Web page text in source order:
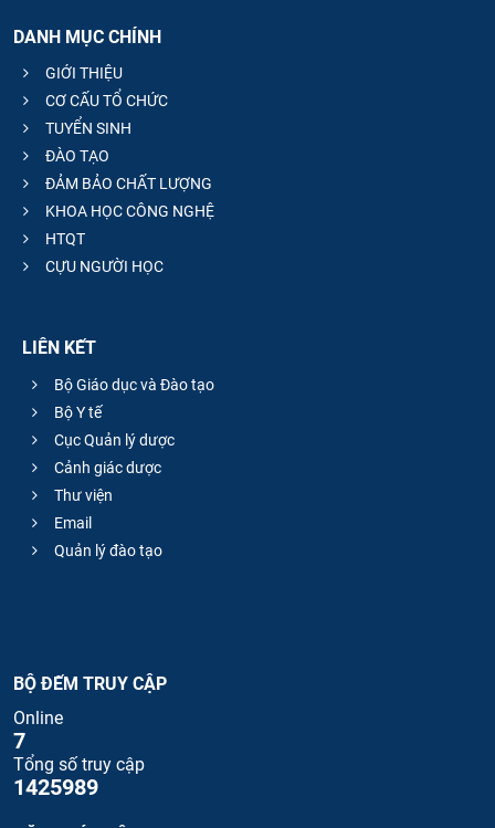
DANH MỤC CHÍNH
GIỚI THIỆU
CƠ CẤU TỔ CHỨC
TUYỂN SINH
ĐÀO TẠO
ĐẢM BẢO CHẤT LƯỢNG
KHOA HỌC CÔNG NGHỆ
HTQT
CỰU NGƯỜI HỌC
LIÊN KẾT
Bộ Giáo dục và Đào tạo
Bộ Y tế
Cục Quản lý dược
Cảnh giác dược
Thư viện
Email
Quản lý đào tạo
BỘ ĐẾM TRUY CẬP
Online
7
Tổng số truy cập
1425989